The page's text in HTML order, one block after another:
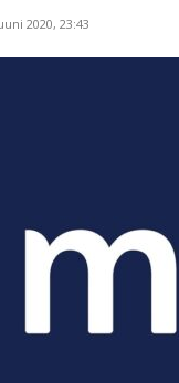
2020, 23:43